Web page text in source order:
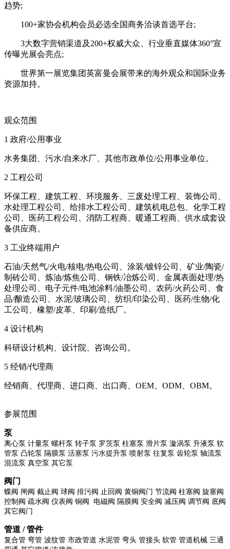
趋势;
100+家协会机构会员必选全国商务洽谈首选平台;
3大数字营销渠道及200+权威大众、行业垂直媒体360°宣
传曝光展会亮点;
世界第一展览集团英富曼会展带来的海外观众和国际业务
资源加持。
观众范围
1 政府/公用事业
水务集团、污水/自来水厂、其他市政单位/公用事业单位。
2 工程公司
环保工程、建筑工程、环境服务、三废处理工程、装饰公司、
水处理工程公司、给排水工程公司、建筑机电总包、化学工程
公司、医药工程公司、消防工程商、暖通工程商、供水成套设
备供应商。
3 工业终端用户
石油/天然气/火电/核电/热电公司、涂装/镀锌公司、矿业/陶瓷/
制砖公司、炼油/炼焦公司、钢铁/冶炼公司、金属表面处理/热
处理公司、电子元件/电池涂料/油墨公司、农药/火药公司、食
品/酿造公司、水泥/玻璃公司、纺织/印染公司、医药/生物/化
工公司、橡塑/皮革、印刷/造纸厂。
4 设计机构
科研设计机构、设计院、咨询公司。
5 经销/代理商
经销商、代理商、进口商、出口商、OEM、ODM、OBM。
参展范围
泵
离心泵 计量泵 螺杆泵 转子泵 罗茨泵 柱塞泵 滑片泵 漩涡泵 升液泵 软
管泵 凸轮泵 隔膜泵 活塞泵 污水提升泵 喷射泵 往复泵 齿轮泵 轴流泵
混流泵 真空泵 其它泵
阀门
蝶阀 闸阀 截止阀 球阀 排污阀 止回阀 黄铜阀门 节流阀 柱塞阀 旋塞阀
控制阀 疏水阀 仪表阀 铜阀
电磁阀 隔膜阀 安全阀 减压阀 调节阀 底阀
其它阀门
管道 /管件
复合管 弯管 波纹管 市政管道 水泥管 弯头 管接头 软管 管道机械 三通